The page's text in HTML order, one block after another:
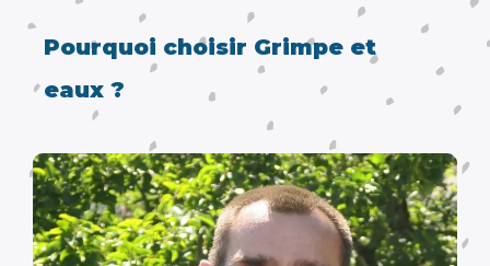
Pourquoi choisir Grimpe et
eaux ?